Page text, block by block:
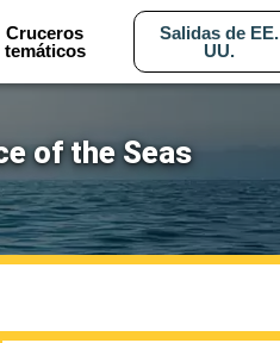
Cruceros
temáticos
Salidas de EE.
UU.
of the Seas